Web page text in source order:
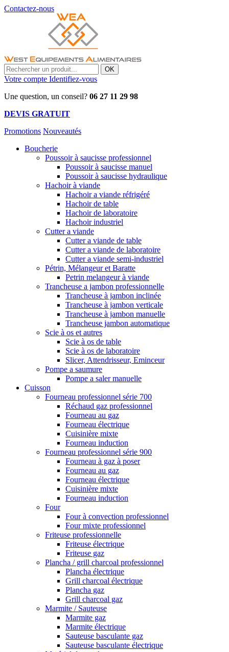
Contactez-nous
OK
Votre compte Identifiez-vous
Une question, un conseil? 06 27 11 29 98
DEVIS GRATUIT
Promotions Nouveautés
Boucherie
Poussoir à saucisse professionnel
Poussoir à saucisse manuel
Poussoir à saucisse hydraulique
Hachoir à viande
Hachoir a viande réfrigéré
Hachoir de table
Hachoir de laboratoire
Hachoir industriel
Cutter a viande
Cutter a viande de table
Cutter a viande de laboratoire
Cutter a viande semi-industriel
Pétrin, Mélangeur et Baratte
Petrin melangeur à viande
Trancheuse a jambon professionnelle
Trancheuse à jambon inclinée
Trancheuse à jambon verticale
Trancheuse à jambon manuelle
Trancheuse jambon automatique
Scie à os et autres
Scie à os de table
Scie à os de laboratoire
Slicer, Attendrisseur, Eminceur
Pompe a saumure
Pompe a saler manuelle
Cuisson
Fourneau professionnel série 700
Réchaud gaz professionnel
Fourneau au gaz
Fourneau électrique
Cuisinière mixte
Fourneau induction
Fourneau professionnel série 900
Fourneau à gaz à poser
Fourneau au gaz
Fourneau électrique
Cuisinière mixte
Fourneau induction
Four
Four à convection professionnel
Four mixte professionnel
Friteuse professionnelle
Friteuse électrique
Friteuse gaz
Plancha / grill charcoal professionnel
Plancha électrique
Grill charcoal électrique
Plancha gaz
Grill charcoal gaz
Marmite / Sauteuse
Marmite gaz
Marmite électrique
Sauteuse basculante gaz
Sauteuse basculante électrique